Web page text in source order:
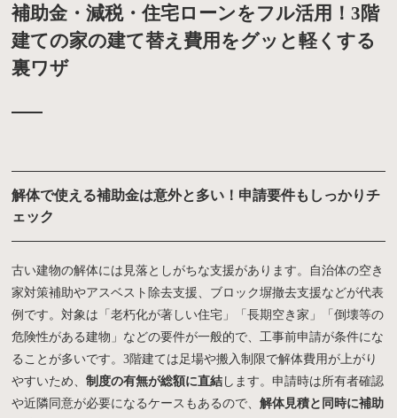
補助金・減税・住宅ローンをフル活用！3階
建ての家の建て替え費用をグッと軽くする
裏ワザ
解体で使える補助金は意外と多い！申請要件もしっかりチ
ェック
古い建物の解体には見落としがちな支援があります。自治体の空き
家対策補助やアスベスト除去支援、ブロック塀撤去支援などが代表
例です。対象は「老朽化が著しい住宅」「長期空き家」「倒壊等の
危険性がある建物」などの要件が一般的で、工事前申請が条件にな
ることが多いです。3階建ては足場や搬入制限で解体費用が上がり
やすいため、制度の有無が総額に直結 します。申請時は所有者確認
や近隣同意が必要になるケースもあるので、解体見積と同時に補助